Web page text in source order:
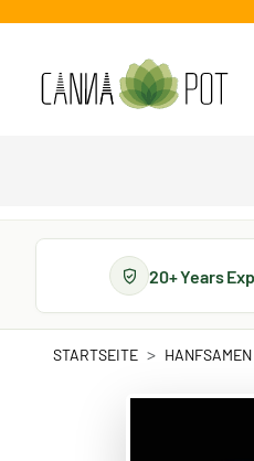
20+ Years
STARTSEITE HANFSAMEN